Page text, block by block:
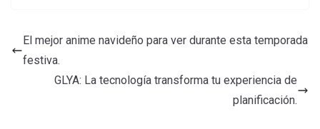
El mejor anime navideño para ver durante esta temporada
festiva.
GLYA: La tecnología transforma tu experiencia de
planificación.